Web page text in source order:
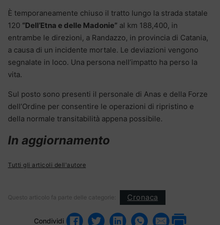
È temporaneamente chiuso il tratto lungo la strada statale
120 “Dell’Etna e delle Madonie” al km 188,400, in
entrambe le direzioni, a Randazzo, in provincia di Catania,
a causa di un incidente mortale. Le deviazioni vengono
segnalate in loco. Una persona nell’impatto ha perso la
vita.
Sul posto sono presenti il personale di Anas e della Forze
dell’Ordine per consentire le operazioni di ripristino e
della normale transitabilità appena possibile.
In aggiornamento
Tutti gli articoli dell'autore
Questo articolo fa parte delle categorie: Cronaca
Condividi